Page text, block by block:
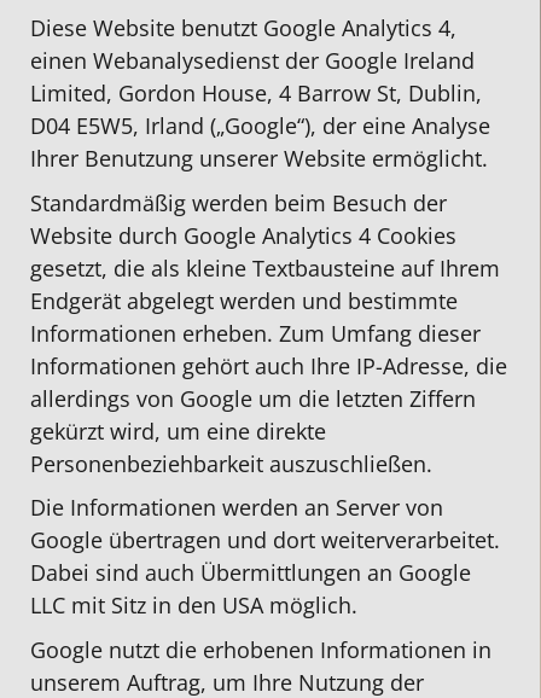
Diese Website benutzt Google Analytics 4,
einen Webanalysedienst der Google Ireland
Limited, Gordon House, 4 Barrow St, Dublin,
D04 E5W5, Irland („Google“), der eine Analyse
Ihrer Benutzung unserer Website ermöglicht.
Standardmäßig werden beim Besuch der
Website durch Google Analytics 4 Cookies
gesetzt, die als kleine Textbausteine auf Ihrem
Endgerät abgelegt werden und bestimmte
Informationen erheben. Zum Umfang dieser
Informationen gehört auch Ihre IP-Adresse, die
allerdings von Google um die letzten Ziffern
gekürzt wird, um eine direkte
Personenbeziehbarkeit auszuschließen.
Die Informationen werden an Server von
Google übertragen und dort weiterverarbeitet.
Dabei sind auch Übermittlungen an Google
LLC mit Sitz in den USA möglich.
Google nutzt die erhobenen Informationen in
unserem Auftrag, um Ihre Nutzung der